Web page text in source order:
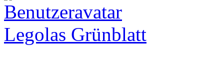
Legolas Grünblatt